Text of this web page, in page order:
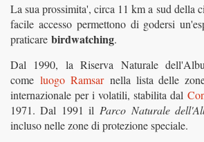
La sua prossimita', circa 11 km a sud della
facile accesso permettono di godersi
praticare birdwatching.
Dal 1990, la Riserva Naturale
come luogo Ramsarnella lista delle
internazionale per i volatili, stabilita dal
1971. Dal 1991 il Parco Naturale
incluso nelle zone di protezione speciale.